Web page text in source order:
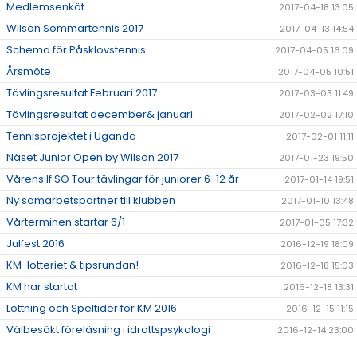
Medlemsenkät 2017-04-18 13:05
Wilson Sommartennis 2017 2017-04-13 14:54
Schema för Påsklovstennis 2017-04-05 16:09
Årsmöte 2017-04-05 10:51
Tävlingsresultat Februari 2017 2017-03-03 11:49
Tävlingsresultat december& januari 2017-02-02 17:10
Tennisprojektet i Uganda 2017-02-01 11:11
Näset Junior Open by Wilson 2017 2017-01-23 19:50
Vårens If SO Tour tävlingar för juniorer 6-12 år 2017-01-14 19:51
Ny samarbetspartner till klubben 2017-01-10 13:48
Vårterminen startar 6/1 2017-01-05 17:32
Julfest 2016 2016-12-19 18:09
KM-lotteriet & tipsrundan! 2016-12-18 15:03
KM har startat 2016-12-18 13:31
Lottning och Speltider för KM 2016 2016-12-15 11:15
Välbesökt föreläsning i idrottspsykologi 2016-12-14 23:00